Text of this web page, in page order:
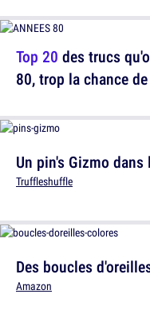
Top 20 des trucs
80, trop la chance
Un pin's Gizmo
Truffleshuffle
Des boucles
Amazon